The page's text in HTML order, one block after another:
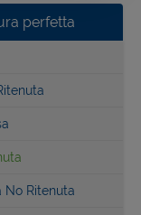
perfetta
No Ritenuta